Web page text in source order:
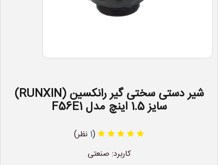
شیر دستی سختی گیر رانکسین (RUNXIN)
سایز 1.5 اینچ مدل F56E1
(
1 نظر)
کاربرد: صنعتی